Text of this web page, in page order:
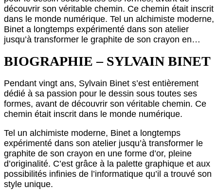
découvrir son véritable chemin. Ce chemin était inscrit
dans le monde numérique. Tel un alchimiste moderne,
Binet a longtemps expérimenté dans son atelier
jusqu’à transformer le graphite de son crayon en…
BIOGRAPHIE – SYLVAIN BINET
Pendant vingt ans, Sylvain Binet s’est entièrement
dédié à sa passion pour le dessin sous toutes ses
formes, avant de découvrir son véritable chemin. Ce
chemin était inscrit dans le monde numérique.
Tel un alchimiste moderne, Binet a longtemps
expérimenté dans son atelier jusqu’à transformer le
graphite de son crayon en une forme d’or, pleine
d’originalité. C’est grâce à la palette graphique et aux
possibilités infinies de l’informatique qu’il a trouvé son
style unique.